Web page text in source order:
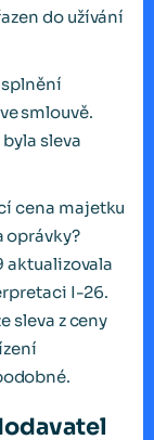
do užívání
smlouvě.
sleva
cena majetku
oprávky?
aktualizovala
I-26.
sleva z ceny